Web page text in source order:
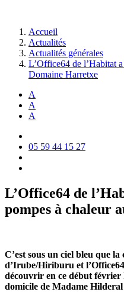
Accueil
Actualités
Actualités générales
L’Office64 de l’Habitat
Domaine Harretxe
A
A
A
05 59 44 15 27
L’Office64 de
pompes à chaleur
C’est sous un ciel bleu que
d’Irube/Hiriburu et
découvrir en ce début février
domicile de Madame